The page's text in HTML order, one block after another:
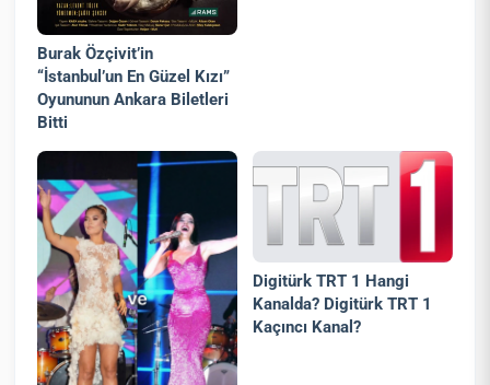
Burak Özçivit’in
“İstanbul’un En Güzel Kızı”
Oyununun Ankara Biletleri
Bitti
Digitürk TRT 1 Hangi
Kanalda? Digitürk TRT 1
Kaçıncı Kanal?